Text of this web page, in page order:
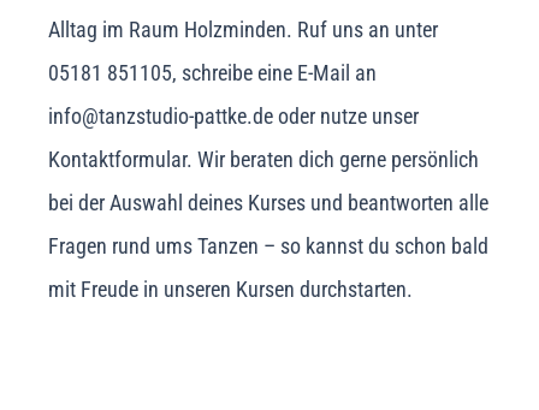
Alltag im Raum Holzminden. Ruf uns an unter
05181 851105, schreibe eine E-Mail an
info@tanzstudio-pattke.de oder nutze unser
Kontaktformular. Wir beraten dich gerne persönlich
bei der Auswahl deines Kurses und beantworten alle
Fragen rund ums Tanzen – so kannst du schon bald
mit Freude in unseren Kursen durchstarten.